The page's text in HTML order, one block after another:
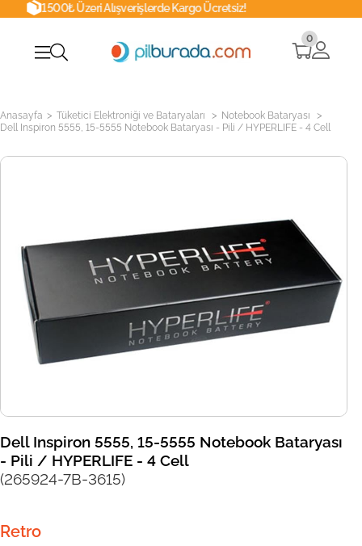
Üzeri Alışverişlerde Kargo Ücretsiz!
0
Anasayfa > Tüketici Elektroniği ve Bataryaları > Notebook Bataryası >
Dell Inspiron 5555, 15-5555 Notebook Bataryası - Pili / HYPERLIFE - 4 Cell
Dell Inspiron 5555, 15-5555 Notebook Bataryası
- Pili / HYPERLIFE - 4 Cell
(265924-7B-3615)
Retro